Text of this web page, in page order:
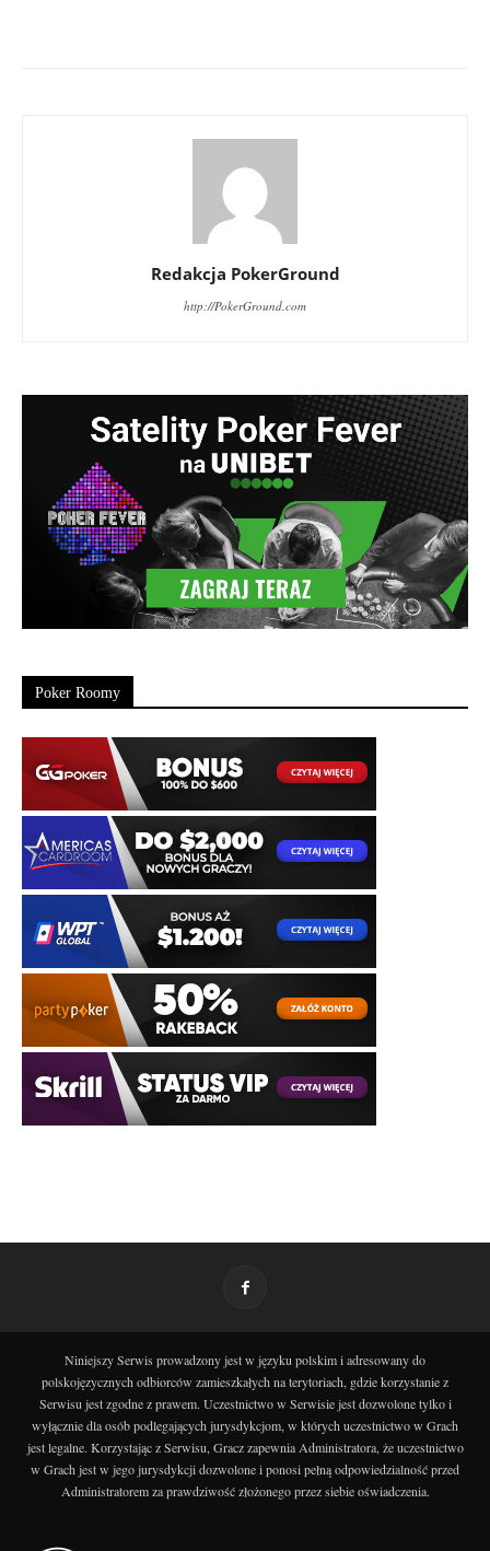
Redakcja PokerGround
http://PokerGround.com
Poker Roomy
Niniejszy Serwis prowadzony jest w języku polskim i adresowany do
polskojęzycznych odbiorców zamieszkałych na terytoriach, gdzie korzystanie z
Serwisu jest zgodne z prawem. Uczestnictwo w Serwisie jest dozwolone tylko i
wyłącznie dla osób podlegających jurysdykcjom, w których uczestnictwo w Grach
jest legalne. Korzystając z Serwisu, Gracz zapewnia Administratora, że uczestnictwo
w Grach jest w jego jurysdykcji dozwolone i ponosi pełną odpowiedzialność przed
Administratorem za prawdziwość złożonego przez siebie oświadczenia.